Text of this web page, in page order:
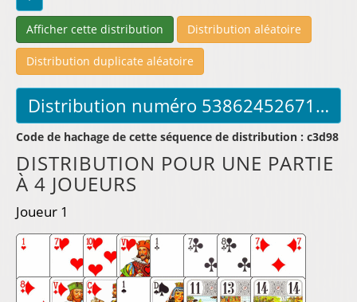
Code de hachage de cette séquence de distribution : c3d98
DISTRIBUTION POUR UNE PARTIE
À 4 JOUEURS
Joueur 1